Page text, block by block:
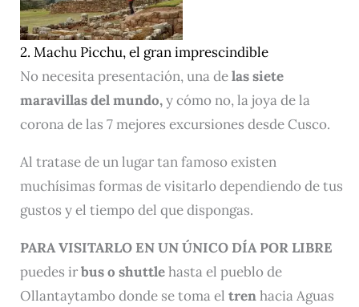
2. Machu Picchu, el gran imprescindible
No necesita presentación, una delas siete
maravillas del mundo,y cómo no, la joya de la
corona de las 7 mejores excursiones desde Cusco.
Al tratase de un lugar tan famoso existen
muchísimas formas de visitarlo dependiendo de tus
gustos y el tiempo del que dispongas.
PARA VISITARLO EN UN ÚNICO DÍA POR LIBRE
puedes irbus o shuttlehasta el pueblo de
Ollantaytambo donde se toma el trenhacia Aguas